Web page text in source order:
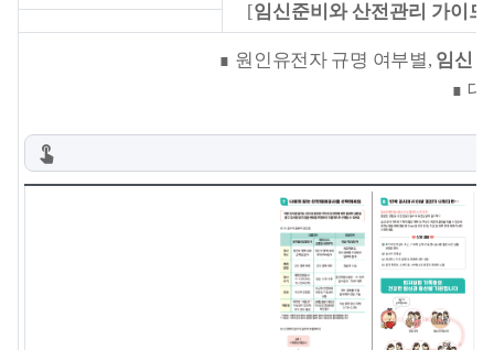
[임신준비와 산전관리 가이드
∎ 원인유전자 규명 여부별 , 임신
∎ 대